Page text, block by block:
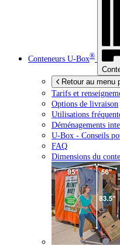
Conteneurs U-Box®
Retour au menu
Tarifs et
Options de livraison
Utilisations
Déménagements
U-Box - Conseils
FAQ
Dimensions du